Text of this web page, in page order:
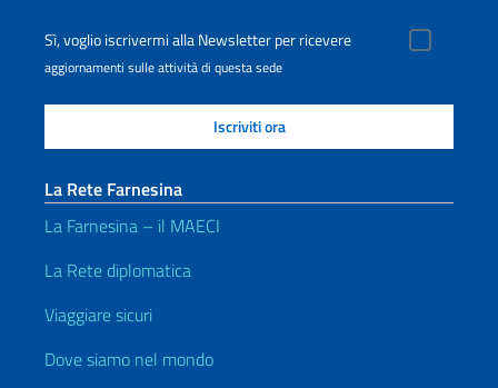
Sì, voglio iscrivermi alla Newsletter per ricevere
aggiornamenti sulle attività di questa sede
La Rete Farnesina
La Farnesina – il MAECI
La Rete diplomatica
Viaggiare sicuri
Dove siamo nel mondo